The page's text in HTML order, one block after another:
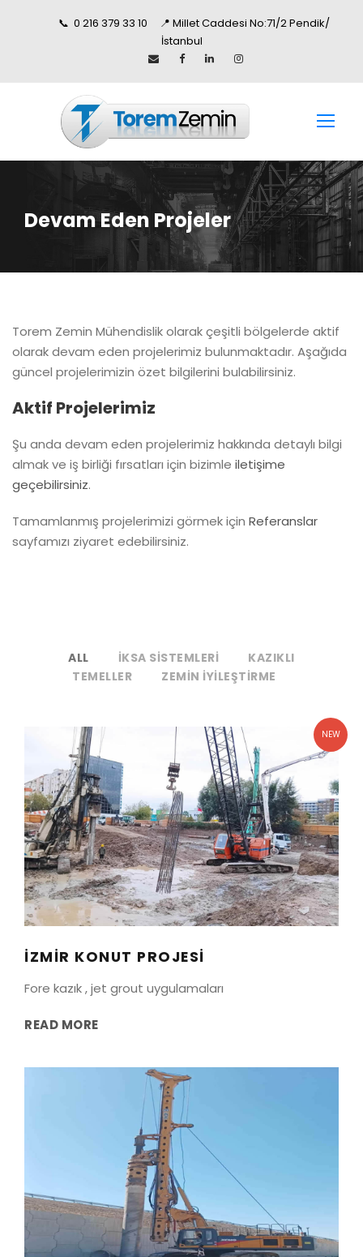
📞 0 216 379 33 10 📍 Millet Caddesi No:71/2 Pendik/
İstanbul
Devam Eden Projeler
Torem Zemin Mühendislik olarak çeşitli bölgelerde aktif
olarak devam eden projelerimiz bulunmaktadır. Aşağıda
güncel projelerimizin özet bilgilerini bulabilirsiniz.
Aktif Projelerimiz
Şu anda devam eden projelerimiz hakkında detaylı bilgi
almak ve iş birliği fırsatları için bizimle iletişime
geçebilirsiniz.
Tamamlanmış projelerimizi görmek için Referanslar
sayfamızı ziyaret edebilirsiniz.
ALL IKSA SISTEMLERI
KAZIKLI
TEMELLER
ZEMIN IYILEŞTIRME
İZMIR KONUT PROJESI
Bayraklı / İzmir
İZMIR KONUT PROJESI
Fore kazık , jet grout uygulamaları
READ MORE
NEW
ADANA TARSUS YOL PROJESI
adana /